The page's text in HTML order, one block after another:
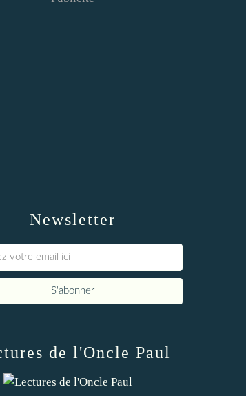
Newsletter
de l'Oncle Paul